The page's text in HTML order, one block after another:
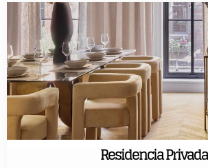
Residencia Privada